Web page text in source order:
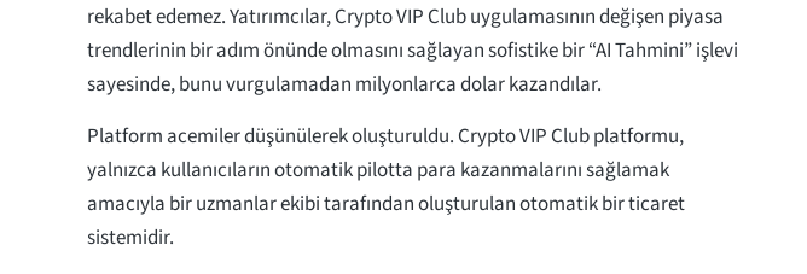
rekabet edemez. Yatırımcılar, Crypto VIP Club uygulamasının değişen piyasa
trendlerinin bir adım önünde olmasını sağlayan sofistike bir “AI Tahmini” işlevi
sayesinde, bunu vurgulamadan milyonlarca dolar kazandılar.
Platform acemiler düşünülerek oluşturuldu. Crypto VIP Club platformu,
yalnızca kullanıcıların otomatik pilotta para kazanmalarını sağlamak
amacıyla bir uzmanlar ekibi tarafından oluşturulan otomatik bir ticaret
sistemidir.